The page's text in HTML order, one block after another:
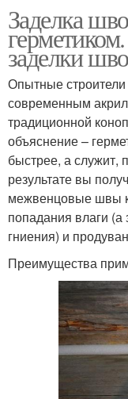
Заделка
заделки
Опытные
современным
традиционной
объяснение –
быстрее, а служит,
результате вы
межвенцовые швы
попадания влаги (а
гниения) и
Преимущества